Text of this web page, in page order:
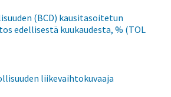
(BCD) kausitasoitetun
edellisestä kuukaudesta, % (TOL
liikevaihtokuvaaja